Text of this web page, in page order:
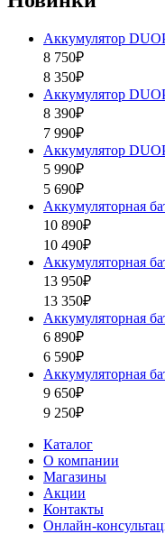
Аккумулятор
8 750₽
8 350₽
Аккумулятор
8 390₽
7 990₽
Аккумулятор
5 990₽
5 690₽
Аккумуляторная
10 890₽
10 490₽
Аккумуляторная
13 950₽
13 350₽
Аккумуляторная
6 890₽
6 590₽
Аккумуляторная
9 650₽
9 250₽
Каталог
О компании
Магазины
Акции
Контакты
Онлайн-